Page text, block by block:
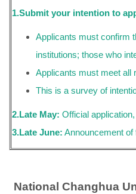
1.Submit your intention to
Applicants must confirm
institutions; those who
Applicants must meet all
This is a survey of
2.Late May: Official
3.Late June: Announcement of
National Changhua